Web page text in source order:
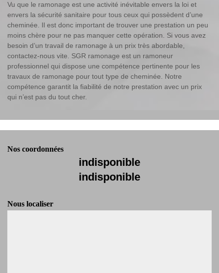
Vu que le ramonage est une activité inévitable envers la loi et
envers la sécurité sanitaire pour tous ceux qui possèdent d’une
cheminée. Il est donc important de trouver une prestation un peu
moins chère pour ne pas manquer cette opération. Si vous avez
besoin d’un travail de ramonage à un prix très abordable,
contactez-nous vite. SGR ramonage est un ramoneur
professionnel qui dispose une compétence pertinente pour les
travaux de ramonage pour tout type de cheminée. Notre
compétence garantit la fiabilité de notre prestation avec un prix
qui n’est pas du tout cher.
Nos coordonnées
indisponible
indisponible
Nous localiser